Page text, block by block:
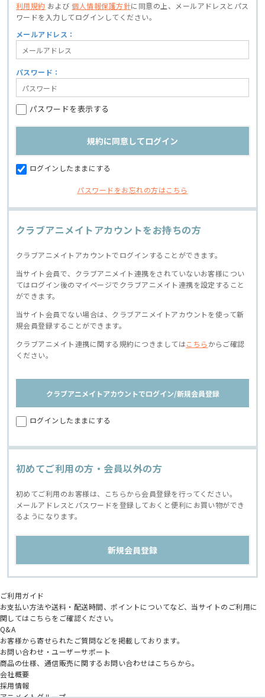
利用規約 および個人情報保護方針に同意の上、
メールアドレスとパス
ワードを入力してログインしてください。
メールアドレス：
パスワード：
パスワードを表示する
ログインしたままにする
パスワードをお忘れの方はこちら
クラブアニメイトアカウントをお持ちの方
クラブアニメイトアカウントでログインすることができます。
当サイト会員で、クラブアニメイト連携をされていないお客様につい
てはログイン後のマイページでクラブアニメイト連携を設定すること
ができます。
当サイト会員でない場合は、クラブアニメイトアカウントを使って新
規会員登録することができます。
クラブアニメイト連携に関する規約につきましてはこちら からご確認
ください。
クラブアニメイトアカウントでログイン/新規会員登録
ログインしたままにする
初めてご利用の方・会員以外の方
初めてご利用のお客様は、こちらから会員登録を行ってください。
メールアドレスとパスワードを登録しておくと便利にお買い物ができ
るようになります。
ご利用ガイド
お支払い方法や送料・配送時間、ポイントについてなど、当サイトのご利用に
関してはこちらをご確認ください。
Q&A
お客様から寄せられたご質問などを掲載しております。
お問い合わせ・ユーザーサポート
商品の仕様、通信販売に関するお問い合わせはこちらから。
会社概要
採用情報